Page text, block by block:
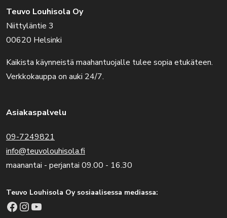
Teuvo Louhisola Oy
Niittyläntie 3
00620 Helsinki
Kaikista käynneistä maahantuojalle tulee sopia etukäteen.
Verkkokauppa on auki 24/7.
Asiakaspalvelu
09-7249821
info@teuvolouhisola.fi
maanantai - perjantai 09.00 - 16.30
Teuvo Louhisola Oy sosiaalisessa mediassa:
Facebook Instagram YouTube